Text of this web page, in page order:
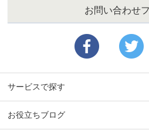
お問い合わせ
サービスで探す
お役立ちブログ